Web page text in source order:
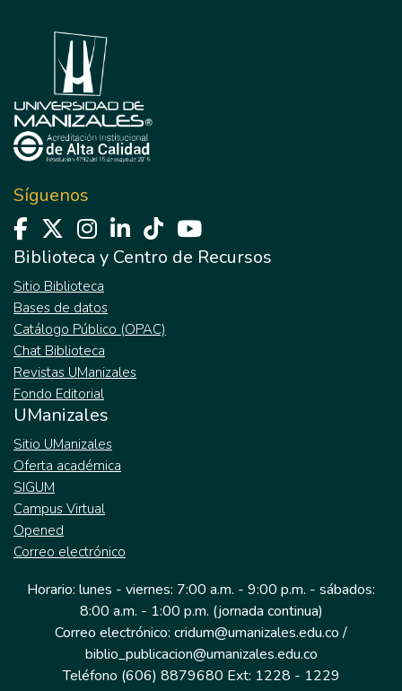
Síguenos
Biblioteca y Centro de Recursos
Sitio Biblioteca
Bases de datos
Catálogo Público (OPAC)
Chat Biblioteca
Revistas UManizales
Fondo Editorial
UManizales
Sitio UManizales
Oferta académica
SIGUM
Campus Virtual
Opened
Correo electrónico
Horario: lunes - viernes: 7:00 a.m. - 9:00 p.m. - sábados:
8:00 a.m. - 1:00 p.m. (jornada continua)
Correo electrónico: cridum@umanizales.edu.co /
biblio_publicacion@umanizales.edu.co
Teléfono (606) 8879680 Ext: 1228 - 1229